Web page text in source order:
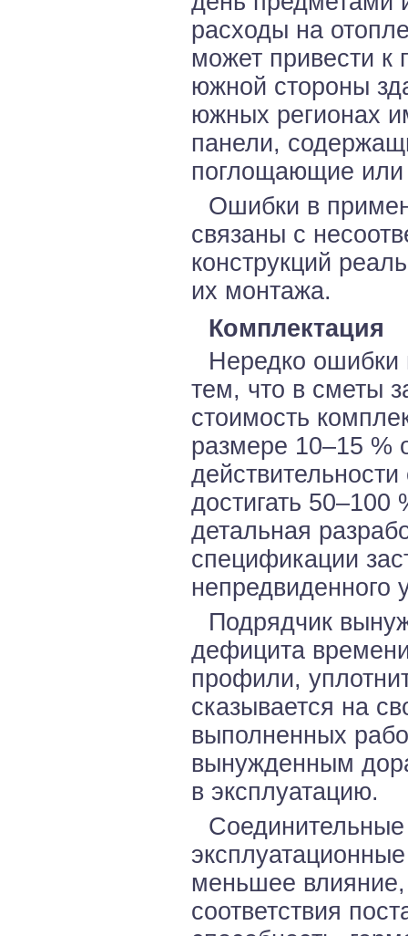
расходы на
может привести к
южной стороны
южных регионах
панели,
поглощающие или
Ошибки в
связаны с
конструкций
их монтажа.
Комплектация
Нередко ошибки
тем, что в сметы
стоимость
размере 10–15 %
достигать 50–100
детальная
спецификации
непредвиденного
Подрядчик
дефицита
профили,
сказывается на
выполненных
вынужденным
в эксплуатацию.
меньшее
соответствия